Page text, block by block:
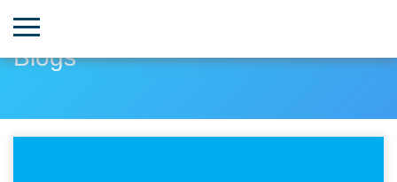
Blogs